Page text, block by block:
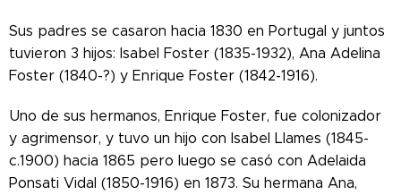
Sus padres se casaron hacia 1830 en Portugal y juntos
tuvieron 3 hijos: Isabel Foster (1835-1932), Ana Adelina
Foster (1840-?) y Enrique Foster (1842-1916).
Uno de sus hermanos, Enrique Foster, fue colonizador
y agrimensor, y tuvo un hijo con Isabel Llames (1845-
c.1900) hacia 1865 pero luego se casó con Adelaida
Ponsati Vidal (1850-1916) en 1873. Su hermana Ana,